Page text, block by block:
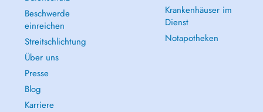
Beschwerde
einreichen
Streitschlichtung
Über uns
Presse
Blog
Karriere
Krankenhäuser im
Dienst
Notapotheken